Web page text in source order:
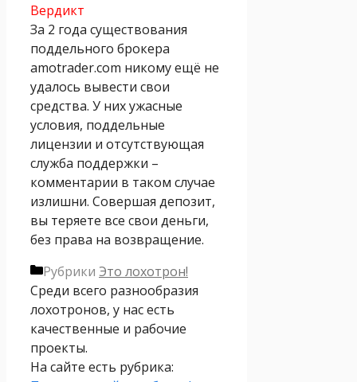
Вердикт
За 2 года существования
поддельного брокера
amotrader.com никому ещё не
удалось вывести свои
средства. У них ужасные
условия, поддельные
лицензии и отсутствующая
служба поддержки –
комментарии в таком случае
излишни. Совершая депозит,
вы теряете все свои деньги,
без права на возвращение.
Рубрики Это лохотрон!
Среди всего разнообразия
лохотронов, у нас есть
качественные и рабочие
проекты.
На сайте есть рубрика: